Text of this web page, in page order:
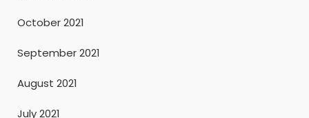
October 2021
September 2021
August 2021
July 2021